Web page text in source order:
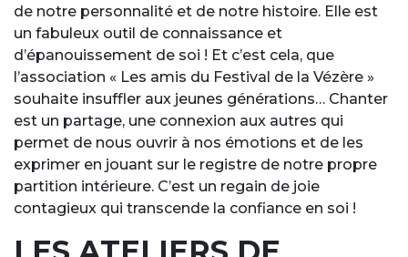
de notre personnalité et de notre histoire. Elle est
un fabuleux outil de connaissance et
d’épanouissement de soi ! Et c’est cela, que
l’association « Les amis du Festival de la Vézère »
souhaite insuffler aux jeunes générations… Chanter
est un partage, une connexion aux autres qui
permet de nous ouvrir à nos émotions et de les
exprimer en jouant sur le registre de notre propre
partition intérieure. C’est un regain de joie
contagieux qui transcende la confiance en soi !